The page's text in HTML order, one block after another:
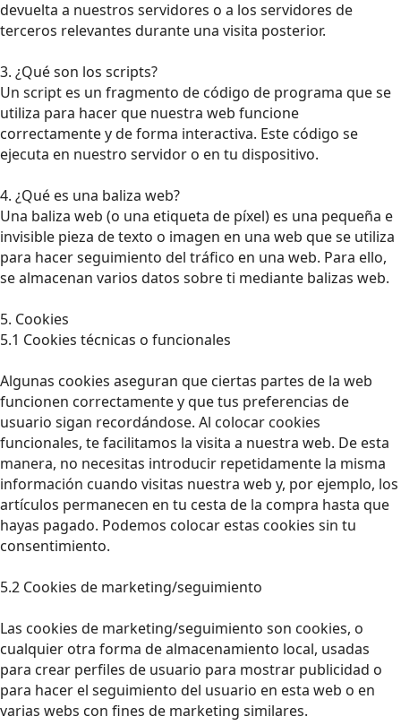
devuelta a nuestros servidores o a los servidores de
terceros relevantes durante una visita posterior.
3. ¿Qué son los scripts?
Un script es un fragmento de código de programa que se
utiliza para hacer que nuestra web funcione
correctamente y de forma interactiva. Este código se
ejecuta en nuestro servidor o en tu dispositivo.
4. ¿Qué es una baliza web?
Una baliza web (o una etiqueta de píxel) es una pequeña e
invisible pieza de texto o imagen en una web que se utiliza
para hacer seguimiento del tráfico en una web. Para ello,
se almacenan varios datos sobre ti mediante balizas web.
5. Cookies
5.1 Cookies técnicas o funcionales
Algunas cookies aseguran que ciertas partes de la web
funcionen correctamente y que tus preferencias de
usuario sigan recordándose. Al colocar cookies
funcionales, te facilitamos la visita a nuestra web. De esta
manera, no necesitas introducir repetidamente la misma
información cuando visitas nuestra web y, por ejemplo, los
artículos permanecen en tu cesta de la compra hasta que
hayas pagado. Podemos colocar estas cookies sin tu
consentimiento.
5.2 Cookies de marketing/seguimiento
Las cookies de marketing/seguimiento son cookies, o
cualquier otra forma de almacenamiento local, usadas
para crear perfiles de usuario para mostrar publicidad o
para hacer el seguimiento del usuario en esta web o en
varias webs con fines de marketing similares.